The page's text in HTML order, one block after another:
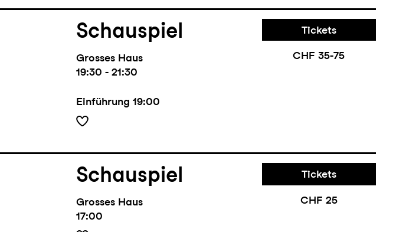
Schauspiel
Grosses Haus
19:30 - 21:30
Einführung 19:00
Tickets
CHF 35-75
Schauspiel
Grosses Haus
17:00
Tickets
CHF 25